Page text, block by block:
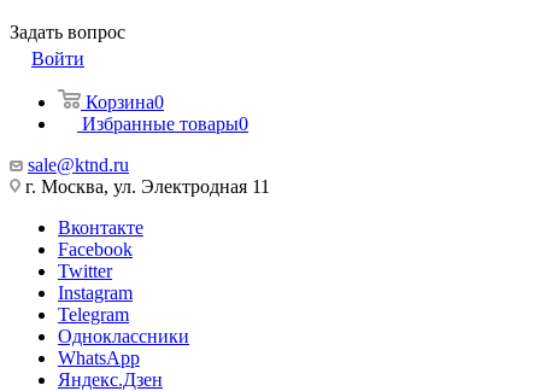
Задать вопрос
Войти
Корзина0
Избранные товары0
sale@ktnd.ru
г. Москва, ул. Электродная 11
Вконтакте
Facebook
Twitter
Instagram
Telegram
Одноклассники
WhatsApp
Яндекс.Дзен